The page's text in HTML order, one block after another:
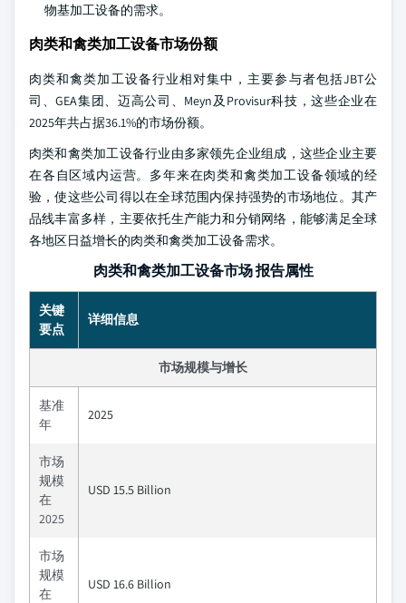
物基加工设备的需求。
肉类和禽类加工设备市场份额
肉类和禽类加工设备行业相对集中，主要参与者包括JBT公
司、GEA集团、迈高公司、Meyn及Provisur科技，这些企业在
2025年共占据36.1%的市场份额。
肉类和禽类加工设备行业由多家领先企业组成，这些企业主要
在各自区域内运营。多年来在肉类和禽类加工设备领域的经
验，使这些公司得以在全球范围内保持强势的市场地位。其产
品线丰富多样，主要依托生产能力和分销网络，能够满足全球
各地区日益增长的肉类和禽类加工设备需求。
肉类和禽类加工设备市场 报告属性
关键
要点
详细信息
市场规模与增长
基准
年
2025
市场
规模
在
2025
USD 15.5 Billion
市场
规模
在
USD 16.6 Billion